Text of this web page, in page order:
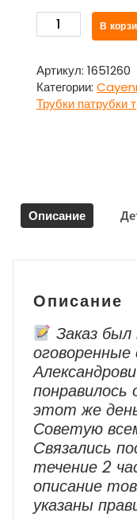
Количество
товара
ГУР
обратка
7P5422891J
Cayenne
S
В
Артикул: 1651260
Категории:
Трубки патрубки
Описание
Описание
Заказ
этот же
Советую
Cвязались
течение 2
описание
указаны